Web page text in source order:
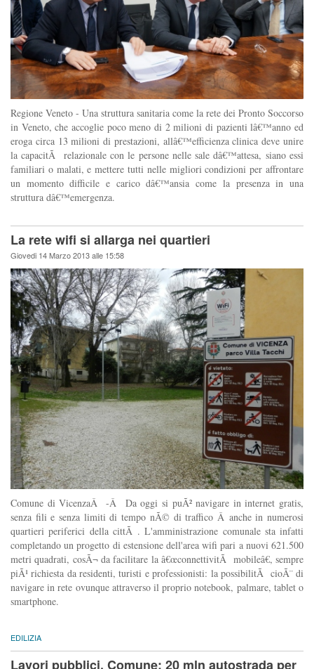
Regione Veneto - Una struttura sanitaria come la rete dei Pronto Soccorso
in Veneto, che accoglie poco meno di 2 milioni di pazienti lâ€™anno ed
eroga circa 13 milioni di prestazioni, allâ€™efficienza clinica deve unire
la capacitÃ relazionale con le persone nelle sale dâ€™attesa, siano essi
familiari o malati, e mettere tutti nelle migliori condizioni per affrontare
un momento difficile e carico dâ€™ansia come la presenza in una
struttura dâ€™emergenza.
La rete wifi si allarga nei quartieri
Giovedi 14 Marzo 2013 alle 15:58
Comune di VicenzaÂ -Â Da oggi si puÃ² navigare in internet gratis,
senza fili e senza limiti di tempo nÃ© di traffico Â anche in numerosi
quartieri periferici della cittÃ . L'amministrazione comunale sta infatti
completando un progetto di estensione dell'area wifi pari a nuovi 621.500
metri quadrati, cosÃ¬ da facilitare la â€œconnettivitÃ mobileâ€, sempre
piÃ¹ richiesta da residenti, turisti e professionisti: la possibilitÃ cioÃ¨ di
navigare in rete ovunque attraverso il proprio notebook, palmare, tablet o
smartphone.
EDILIZIA
Lavori pubblici, Comune: 20 mln autostrada per